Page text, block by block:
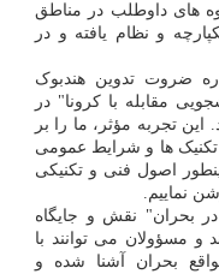
های داوطلب در مناطق
و نظام یافته و در
ضروت تدوین هندبوک
مقابله با کرونا" در
این تجربه مؤثر، ما را بر
ها و شرایط عمومی
اصول فنی و تکنیکی
نماییم.
بحران" نقش و جایگاه
و مسؤولان می توانند با
بحران آشنا شده و